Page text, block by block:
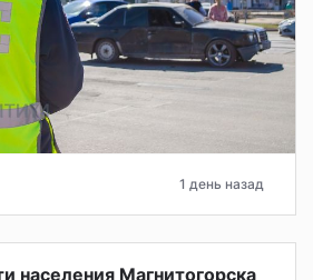
1 день назад
населения Магнитогорска